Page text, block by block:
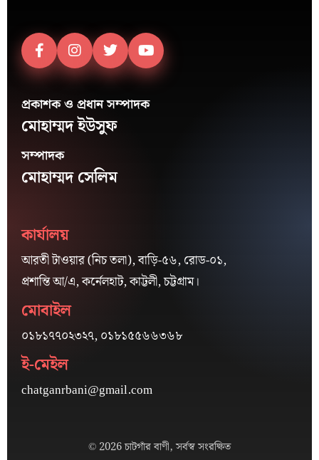
প্রকাশক ও প্রধান সম্পাদক
মোহাম্মদ ইউসুফ
সম্পাদক
মোহাম্মদ সেলিম
কার্যালয়
আরতী টাওয়ার (নিচ তলা), বাড়ি-৫৬, রোড-০১,
প্রশান্তি আ/এ, কর্নেলহাট, কাট্টলী, চট্টগ্রাম।
মোবাইল
০১৮১৭৭০২৩২৭, ০১৮১৫৫৬৬৩৬৮
ই-মেইল
chatganrbani@gmail.com
© 2026 চাটগাঁর বাণী, সর্বস্ব সংরক্ষিত